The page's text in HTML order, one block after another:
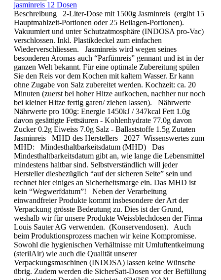
jasminreis 12 Dosen
Beschreibung 2-Liter-Dose mit 1500g Jasminreis (ergibt 15
Hauptmahlzeit-Portionen oder 25 Beilagen-Portionen).
Vakuumiert und unter Schutzatmosphäre (INDOSA pro-Vac)
verschlossen. Inkl. Plastikdeckel zum einfachen
Wiederverschliessen. Jasminreis wird wegen seines
besonderen Aromas auch “Parfümreis” gennant und ist in der
ganzen Welt bekannt. Für eine optimale Zubereitung spülen
Sie den Reis vor dem Kochen mit kaltem Wasser. Er kann
ohne Zugabe von Salz zubereitet werden. Kochzeit: ca. 20
Minuten (zuerst bei hoher Hitze aufkochen, nachher nur noch
bei kleiner Hitze fertig garen/ ziehen lassen). Nährwerte
Nährwerte pro 100g: Energie 1450kJ / 347kcal Fett 1.0g
davon gesättigte Fettsäuren - Kohlenhydrate 77.0g davon
Zucker 0.2g Eiweiss 7.0g Salz - Ballaststoffe 1.5g Zutaten
Jasminreis MHD des Her­stel­lers 2027 Wissenswertes zum
MHD: Mindesthaltbarkeitsdatum (MHD) Das
Mindesthaltbarkeitsdatum gibt an, wie lange die Lebensmittel
mindestens haltbar sind. Selbstverständlich will jeder
Hersteller diesbezüglich “auf der sicheren Seite” sein und
rechnet hier einiges an Sicherheitsmarge ein. Das MHD ist
kein “Wegwerfdatum”! Neben der Verarbeitung
einwandfreier Produkte kommt insbesondere der Art der
Verpackung grösste Bedeutung zu. Dies ist der Grund,
weshalb wir für unsere Produkte Weissblechdosen der Firma
Louis Sauter AG verwenden. (Konservendosen). Auch
beim Produktionsprozess machen wir keine Kompromisse.
Sowohl die hygienischen Verhältnisse mit Umluftentkeimung
(sterilAir) wie auch die Qualität unserer
Verpackungsmaschinen (INDOSA) lassen keine Wünsche
übrig. Zudem werden die SicherSatt-Dosen vor der Befüllung